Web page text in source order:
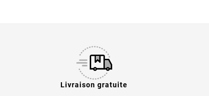
Livraison gratuite